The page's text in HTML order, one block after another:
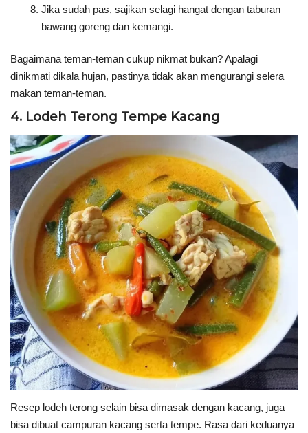
Jika sudah pas, sajikan selagi hangat dengan taburan
bawang goreng dan kemangi.
Bagaimana teman-teman cukup nikmat bukan? Apalagi
dinikmati dikala hujan, pastinya tidak akan mengurangi selera
makan teman-teman.
4. Lodeh Terong Tempe Kacang
Resep lodeh terong selain bisa dimasak dengan kacang, juga
bisa dibuat campuran kacang serta tempe. Rasa dari keduanya